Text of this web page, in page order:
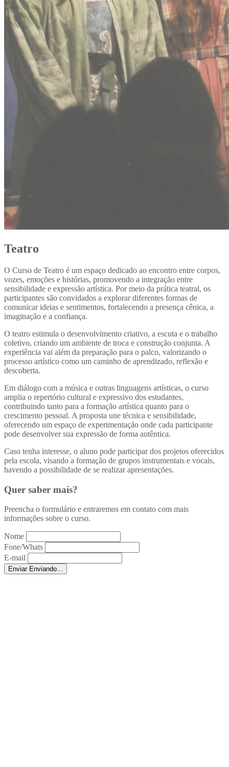
Teatro
O Curso de Teatro é um espaço dedicado ao encontro entre corpos,
vozes, emoções e histórias, promovendo a integração entre
sensibilidade e expressão artística. Por meio da prática teatral, os
participantes são convidados a explorar diferentes formas de
comunicar ideias e sentimentos, fortalecendo a presença cênica, a
imaginação e a confiança.
O teatro estimula o desenvolvimento criativo, a escuta e o trabalho
coletivo, criando um ambiente de troca e construção conjunta. A
experiência vai além da preparação para o palco, valorizando o
processo artístico como um caminho de aprendizado, reflexão e
descoberta.
Em diálogo com a música e outras linguagens artísticas, o curso
amplia o repertório cultural e expressivo dos estudantes,
contribuindo tanto para a formação artística quanto para o
crescimento pessoal. A proposta une técnica e sensibilidade,
oferecendo um espaço de experimentação onde cada participante
pode desenvolver sua expressão de forma autêntica.
Caso tenha interesse, o aluno pode participar dos projetos oferecidos
pela escola, visando a formação de grupos instrumentais e vocais,
havendo a possibilidade de se realizar apresentações.
Quer saber mais?
Preencha o formulário e entraremos em contato com mais
informações sobre o curso.
Nome
Fone/Whats
E-mail
Enviar Enviando...